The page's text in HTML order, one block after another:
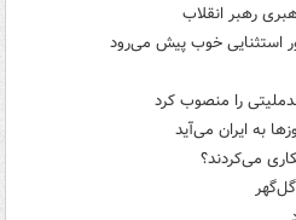
استثنایی خوب پیش می‌رود
را منصوب کرد
به ایران می‌آید
می‌کردند؟